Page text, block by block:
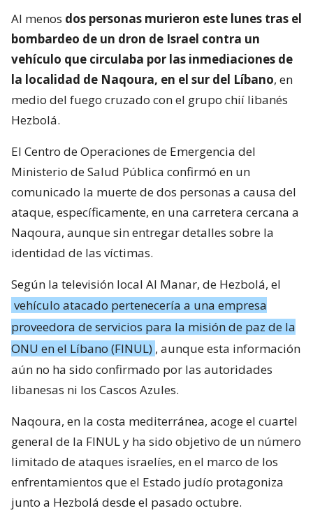
Al menos dos personas murieron este lunes tras el
bombardeo de un dron de Israel contra un
vehículo que circulaba por las inmediaciones de
la localidad de Naqoura, en el sur del Líbano, en
medio del fuego cruzado con el grupo chií libanés
Hezbolá.
El Centro de Operaciones de Emergencia del
Ministerio de Salud Pública confirmó en un
comunicado la muerte de dos personas a causa del
ataque, específicamente, en una carretera cercana a
Naqoura, aunque sin entregar detalles sobre la
identidad de las víctimas.
Según la televisión local Al Manar, de Hezbolá, el
vehículo atacado pertenecería a una empresa
proveedora de servicios para la misión de paz de la
ONU en el Líbano (FINUL) , aunque esta información
aún no ha sido confirmado por las autoridades
libanesas ni los Cascos Azules.
Naqoura, en la costa mediterránea, acoge el cuartel
general de la FINUL y ha sido objetivo de un número
limitado de ataques israelíes, en el marco de los
enfrentamientos que el Estado judío protagoniza
junto a Hezbolá desde el pasado octubre.